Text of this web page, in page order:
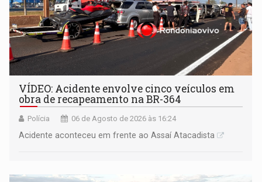
VÍDEO: Acidente envolve cinco veículos em
obra de recapeamento na BR-364
Polícia 06 de Agosto de 2026 às 16:24
Acidente aconteceu em frente ao Assaí Atacadista